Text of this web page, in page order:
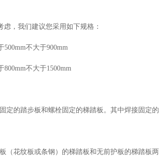
，我们建议您采用如下规格：
不大于900mm
不大于1500mm
的踏步板和螺栓固定的梯踏板。其中焊接固定
花纹板或条钢）的梯踏板和无前护板的梯踏板